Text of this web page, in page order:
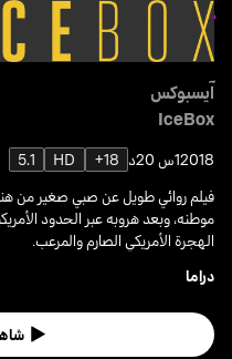
آيسبوكس
IceBox
20181س 20د 18+
HD
5.1
فيلم روائي طويل عن صبي صغير من
موطنه، وبعد هروبه عبر الحدود
الهجرة الأمريكي الصارم والمرعب.
دراما